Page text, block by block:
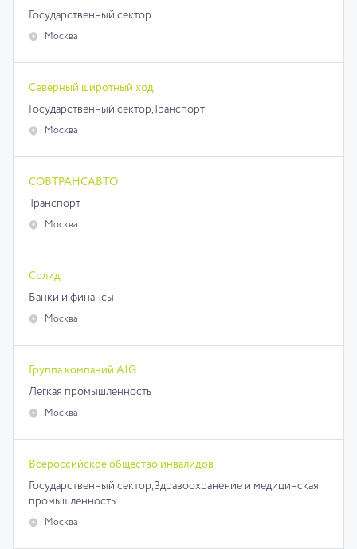
Государственный сектор
Москва
Северный широтный ход
Государственный сектор,Транспорт
Москва
СОВТРАНСАВТО
Транспорт
Москва
Солид
Банки и финансы
Москва
Группа компаний AIG
Легкая промышленность
Москва
Всероссийское общество инвалидов
Государственный сектор,Здравоохранение и медицинская
промышленность
Москва